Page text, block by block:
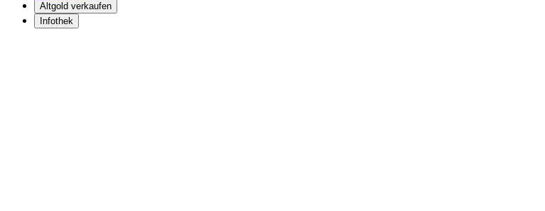
Altgold verkaufen
Infothek